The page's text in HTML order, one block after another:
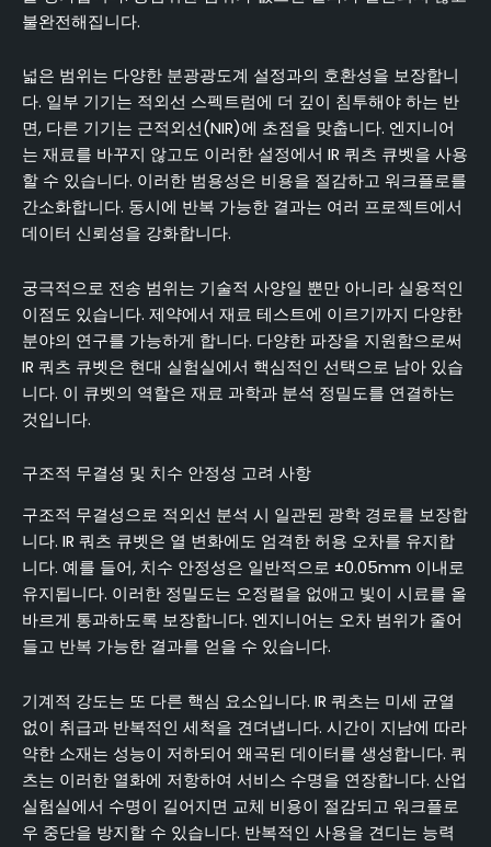
불완전해집니다.
넓은 범위는 다양한 분광광도계 설정과의 호환성을 보장합니
다. 일부 기기는 적외선 스펙트럼에 더 깊이 침투해야 하는 반
면, 다른 기기는 근적외선(NIR)에 초점을 맞춥니다. 엔지니어
는 재료를 바꾸지 않고도 이러한 설정에서 IR 쿼츠 큐벳을 사용
할 수 있습니다. 이러한 범용성은 비용을 절감하고 워크플로를
간소화합니다. 동시에 반복 가능한 결과는 여러 프로젝트에서
데이터 신뢰성을 강화합니다.
궁극적으로 전송 범위는 기술적 사양일 뿐만 아니라 실용적인
이점도 있습니다. 제약에서 재료 테스트에 이르기까지 다양한
분야의 연구를 가능하게 합니다. 다양한 파장을 지원함으로써
IR 쿼츠 큐벳은 현대 실험실에서 핵심적인 선택으로 남아 있습
니다. 이 큐벳의 역할은 재료 과학과 분석 정밀도를 연결하는
것입니다.
구조적 무결성 및 치수 안정성 고려 사항
구조적 무결성으로 적외선 분석 시 일관된 광학 경로를 보장합
니다. IR 쿼츠 큐벳은 열 변화에도 엄격한 허용 오차를 유지합
니다. 예를 들어, 치수 안정성은 일반적으로 ±0.05mm 이내로
유지됩니다. 이러한 정밀도는 오정렬을 없애고 빛이 시료를 올
바르게 통과하도록 보장합니다. 엔지니어는 오차 범위가 줄어
들고 반복 가능한 결과를 얻을 수 있습니다.
기계적 강도는 또 다른 핵심 요소입니다. IR 쿼츠는 미세 균열
없이 취급과 반복적인 세척을 견뎌냅니다. 시간이 지남에 따라
약한 소재는 성능이 저하되어 왜곡된 데이터를 생성합니다. 쿼
츠는 이러한 열화에 저항하여 서비스 수명을 연장합니다. 산업
실험실에서 수명이 길어지면 교체 비용이 절감되고 워크플로
우 중단을 방지할 수 있습니다. 반복적인 사용을 견디는 능력